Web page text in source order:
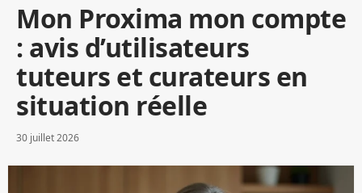
Mon Proxima mon compte
: avis d’utilisateurs
tuteurs et curateurs en
situation réelle
30 juillet 2026